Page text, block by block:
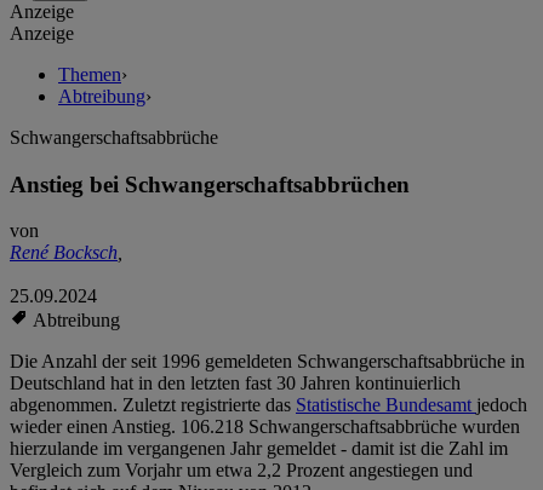
Anzeige
Anzeige
Themen›
Abtreibung›
Schwangerschaftsabbrüche
Anstieg bei Schwangerschaftsabbrüchen
von
René Bocksch,
25.09.2024
Abtreibung
Die Anzahl der seit 1996 gemeldeten Schwangerschaftsabbrüche in
Deutschland hat in den letzten fast 30 Jahren kontinuierlich
abgenommen. Zuletzt registrierte das Statistische Bundesamt jedoch
wieder einen Anstieg. 106.218 Schwangerschaftsabbrüche wurden
hierzulande im vergangenen Jahr gemeldet - damit ist die Zahl im
Vergleich zum Vorjahr um etwa 2,2 Prozent angestiegen und